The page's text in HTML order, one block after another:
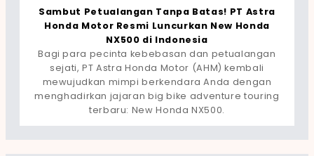
Sambut Petualangan Tanpa Batas! PT Astra
Honda Motor Resmi Luncurkan New Honda
NX500 di Indonesia
Bagi para pecinta kebebasan dan petualangan
sejati, PT Astra Honda Motor (AHM) kembali
mewujudkan mimpi berkendara Anda dengan
menghadirkan jajaran big bike adventure touring
terbaru: New Honda NX500.